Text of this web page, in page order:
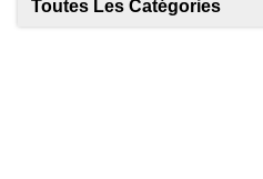
Toutes Les Catégories